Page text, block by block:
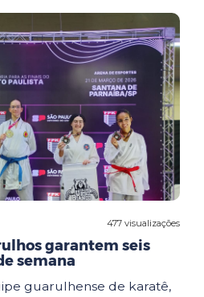
477 visualizações
garantem seis
semana
guarulhense de karatê,